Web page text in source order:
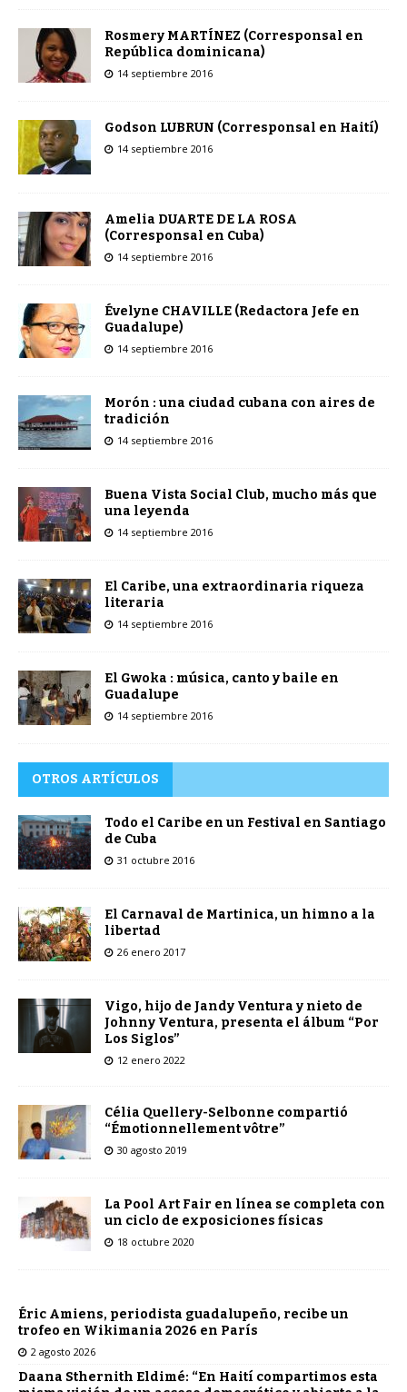
Rosmery MARTÍNEZ (Corresponsal en
República dominicana)
14 septiembre 2016
Godson LUBRUN (Corresponsal en Haití)
14 septiembre 2016
Amelia DUARTE DE LA ROSA
(Corresponsal en Cuba)
14 septiembre 2016
Évelyne CHAVILLE (Redactora Jefe en
Guadalupe)
14 septiembre 2016
Morón : una ciudad cubana con aires de
tradición
14 septiembre 2016
Buena Vista Social Club, mucho más que
una leyenda
14 septiembre 2016
El Caribe, una extraordinaria riqueza
literaria
14 septiembre 2016
El Gwoka : música, canto y baile en
Guadalupe
14 septiembre 2016
OTROS ARTÍCULOS
Todo el Caribe en un Festival en Santiago
de Cuba
31 octubre 2016
El Carnaval de Martinica, un himno a la
libertad
26 enero 2017
Vigo, hijo de Jandy Ventura y nieto de
Johnny Ventura, presenta el álbum “Por
Los Siglos”
12 enero 2022
Célia Quellery-Selbonne compartió
“Émotionnellement vôtre”
30 agosto 2019
La Pool Art Fair en línea se completa con
un ciclo de exposiciones físicas
18 octubre 2020
Éric Amiens, periodista guadalupeño, recibe un
trofeo en Wikimania 2026 en París
2 agosto 2026
Daana Sthernith Eldimé: “En Haití compartimos esta